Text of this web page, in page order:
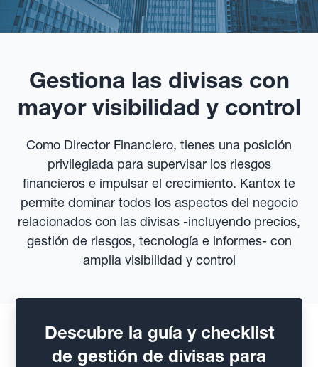
Gestiona las divisas con
mayor visibilidad y control
Como Director Financiero, tienes una posición
privilegiada para supervisar los riesgos
financieros e impulsar el crecimiento. Kantox te
permite dominar todos los aspectos del negocio
relacionados con las divisas -incluyendo precios,
gestión de riesgos, tecnología e informes- con
amplia visibilidad y control
Descubre la guía y checklist
de gestión de divisas para